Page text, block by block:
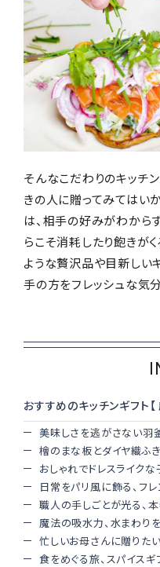
PERSON
仕事がらを理解した思
"職業" に
ギフト体験の提案
新着コラム
そんなこだわりのキッチ
きの人に贈ってみてはい
は、相手の好みがわから
らこそ消耗したり飽きが
ような贅沢品や目新しい
手の方をフレッシュな気
おすすめのキッチンギフト
美味しさを逃がさない
檜のまな板とダイヤ織ふ
おしゃれでドレスライク
日常をパリ風に飾る、フ
職人の手しごとが光る、
魔法の吸水力、水まわり
忙しいお母さんに贈りた
食をめぐる旅、スパイス